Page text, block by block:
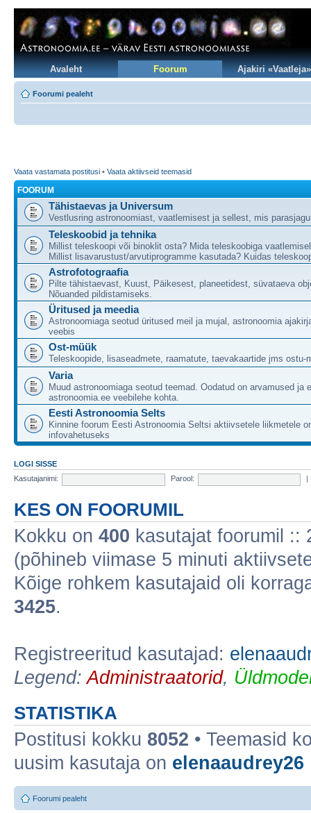
Avaleht Foorum Ajakiri «Vaatleja»
Foorumi pealeht
Vaata vastamata postitusi • Vaata aktiivseid teemasid
FOORUM
Tähistaevas ja Universum
Vestlusring astronoomiast, vaatlemisest ja sellest, mis
Teleskoobid ja tehnika
Millist teleskoopi või binoklit osta? Mida teleskoobiga
Millist lisavarustust/arvutiprogramme kasutada? Kuidas
Astrofotograafia
Pilte tähistaevast, Kuust, Päikesest, planeetidest, süvataeva
Nõuanded pildistamiseks.
Üritused ja meedia
Astronoomiaga seotud üritused meil ja mujal, astronoomia
veebis
Ost-müük
Teleskoopide, lisaseadmete, raamatute, taevakaartide jms ostu-
Varia
Muud astronoomiaga seotud teemad. Oodatud on arvamused ja
astronoomia.ee veebilehe kohta.
Eesti Astronoomia Selts
Kinnine foorum Eesti Astronoomia Seltsi aktiivsetele liikmetele
infovahetuseks
LOGI SISSE
Kasutajanimi:
Parool:
KES ON FOORUMIL
Kokku on 400 kasutajat foorumil ::
(põhineb viimase 5 minuti
Kõige rohkem kasutajaid oli
3425.
Registreeritud kasutajad:
Legend:Administraatorid,
STATISTIKA
Postitusi kokku 8052 • Teemasid
uusim kasutaja on elenaaudrey26
Foorumi pealeht